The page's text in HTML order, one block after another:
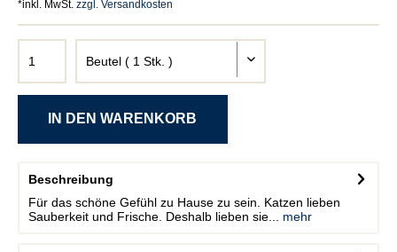
*inkl. MwSt. zzgl. Versandkosten
Beschreibung
Für das schöne Gefühl zu Hause zu sein. Katzen lieben
Sauberkeit und Frische. Deshalb lieben sie...
mehr